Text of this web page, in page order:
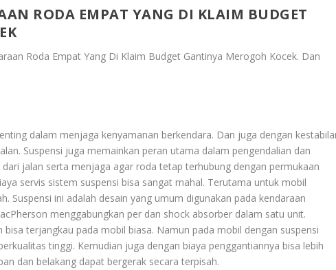
RODA EMPAT YANG DI KLAIM BUDGET
Roda Empat Yang Di Klaim Budget Gantinya Merogoh Kocek. Dan
dalam menjaga kenyamanan berkendara. Dan juga dengan
Suspensi juga memainkan peran utama dalam pengendalian dan
jalan serta menjaga agar roda tetap terhubung dengan permukaan
servis sistem suspensi bisa sangat mahal. Terutama untuk mobil
Suspensi ini adalah desain yang umum digunakan pada kendaraan
menggabungkan per dan shock absorber dalam satu unit.
terjangkau pada mobil biasa. Namun pada mobil dengan suspensi
tinggi. Kemudian juga dengan biaya penggantiannya bisa lebih
dan belakang dapat bergerak secara terpisah.